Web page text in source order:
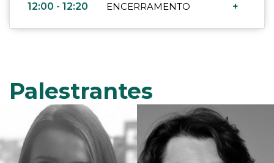
12:00 - 12:20 ENCERRAMENTO +
Palestrantes